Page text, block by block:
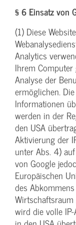
§ 6 Einsatz von
(1) Diese
Analytics
Ihrem
Analyse der
ermöglichen.
Informationen
werden in der
den USA
Aktivierung der
unter Abs. 4)
von Google
Europäischen
des
wird die volle